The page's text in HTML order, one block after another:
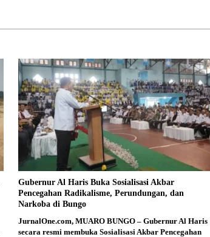
Gubernur Al Haris Buka Sosialisasi Akbar
Pencegahan Radikalisme, Perundungan, dan
Narkoba di Bungo
JurnalOne.com, MUARO BUNGO – Gubernur Al Haris
secara resmi membuka Sosialisasi Akbar Pencegahan